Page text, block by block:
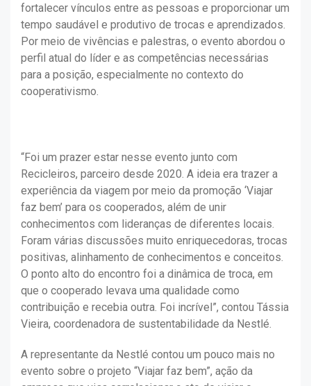
fortalecer vínculos entre as pessoas e proporcionar um
tempo saudável e produtivo de trocas e aprendizados.
Por meio de vivências e palestras, o evento abordou o
perfil atual do líder e as competências necessárias
para a posição, especialmente no contexto do
cooperativismo.
“Foi um prazer estar nesse evento junto com
Recicleiros, parceiro desde 2020. A ideia era trazer a
experiência da viagem por meio da promoção ‘Viajar
faz bem’ para os cooperados, além de unir
conhecimentos com lideranças de diferentes locais.
Foram várias discussões muito enriquecedoras, trocas
positivas, alinhamento de conhecimentos e conceitos.
O ponto alto do encontro foi a dinâmica de troca, em
que o cooperado levava uma qualidade como
contribuição e recebia outra. Foi incrível”, contou Tássia
Vieira, coordenadora de sustentabilidade da Nestlé.
A representante da Nestlé contou um pouco mais no
evento sobre o projeto “Viajar faz bem”, ação da